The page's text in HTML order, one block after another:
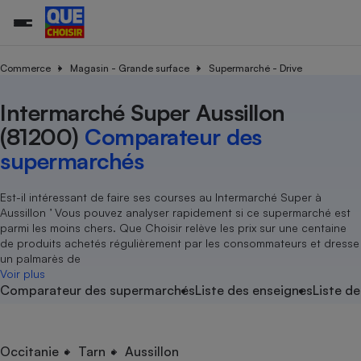
Commerce Magasin - Grande surface Supermarché - Drive
Intermarché Super Aussillon
(81200) Comparateur des
supermarchés
Est-il intéressant de faire ses courses au Intermarché Super à
Aussillon ’ Vous pouvez analyser rapidement si ce supermarché est
parmi les moins chers. Que Choisir relève les prix sur une centaine
de produits achetés régulièrement par les consommateurs et dresse
un palmarès de
Voir plus
Comparateur des supermarchésListe des enseignesListe
Occitanie Tarn Aussillon
Agriculture
Achat - Vente - Location
Magasin - Grande surface
Marketing - Fidélisation
Organismes de défense
Système judiciaire
Air
Eau
Achat - Vente - Travaux
Location
Sport
Vacances - Tourisme
électrique
Démarche administrative
Senior
Service marchand
Train
Transport aérien
Toutes les actualités
Enquêtes
Guides d'achat
Conseils
Brèves
Tous les services
Soumettre un litige
Lettres types
Rencontrer une association locale
Tous nos combats
Nos actions
Nos grandes victoires
Les billets de la présidente
Nos associations locales
Nous rejoindre
En savoir plus sur Que Choisir Ensemble
?
L’association
Nos missions
Notre méthodologie
Notre financement
Nos partenaires
Nous rejoindre